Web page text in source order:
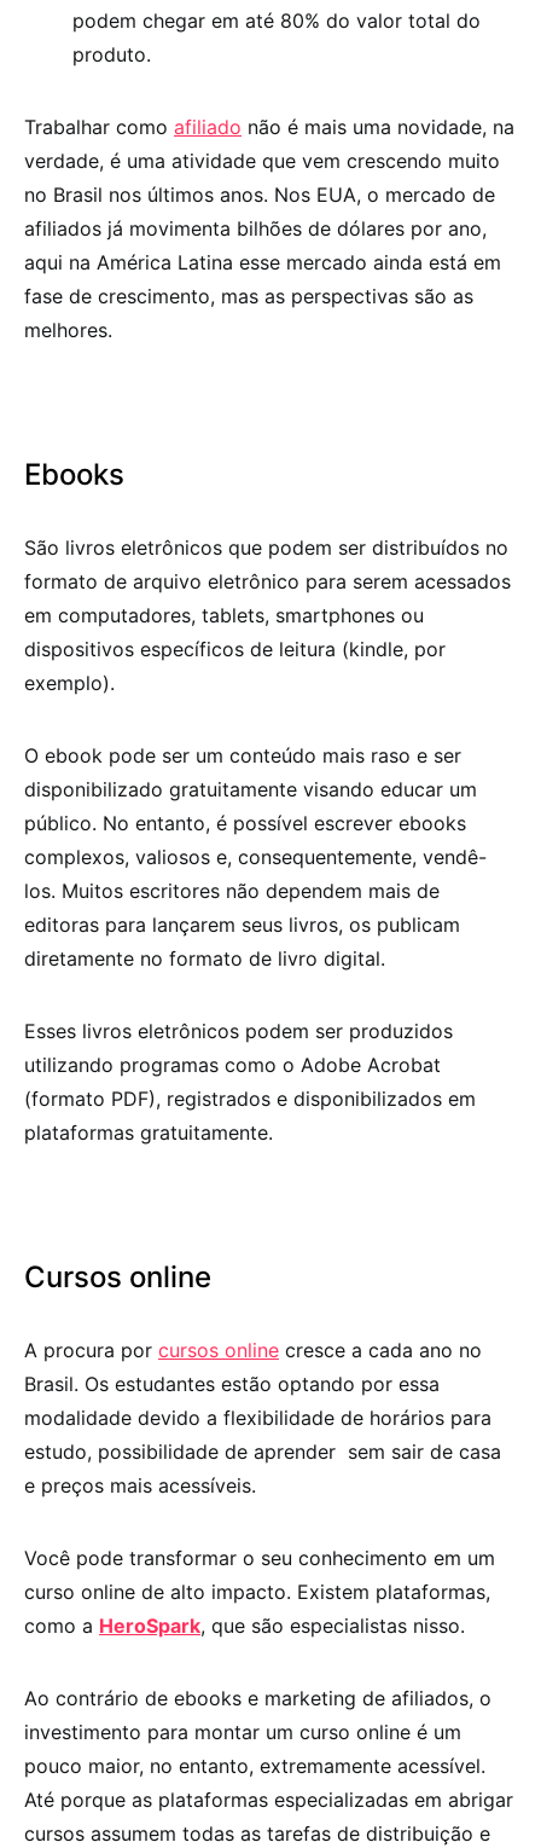
podem chegar em até 80% do valor total do
produto.
Trabalhar como afiliado não é mais uma novidade, na
verdade, é uma atividade que vem crescendo muito
no Brasil nos últimos anos. Nos EUA, o mercado de
afiliados já movimenta bilhões de dólares por ano,
aqui na América Latina esse mercado ainda está em
fase de crescimento, mas as perspectivas são as
melhores.
Ebooks
São livros eletrônicos que podem ser distribuídos no
formato de arquivo eletrônico para serem acessados
em computadores, tablets, smartphones ou
dispositivos específicos de leitura (kindle, por
exemplo).
O ebook pode ser um conteúdo mais raso e ser
disponibilizado gratuitamente visando educar um
público. No entanto, é possível escrever ebooks
complexos, valiosos e, consequentemente, vendê-
los. Muitos escritores não dependem mais de
editoras para lançarem seus livros, os publicam
diretamente no formato de livro digital.
Esses livros eletrônicos podem ser produzidos
utilizando programas como o Adobe Acrobat
(formato PDF), registrados e disponibilizados em
plataformas gratuitamente.
Cursos online
A procura por cursos online cresce a cada ano no
Brasil. Os estudantes estão optando por essa
modalidade devido a flexibilidade de horários para
estudo, possibilidade de aprender sem sair de casa
e preços mais acessíveis.
Você pode transformar o seu conhecimento em um
curso online de alto impacto. Existem plataformas,
como a HeroSpark, que são especialistas nisso.
Ao contrário de ebooks e marketing de afiliados, o
investimento para montar um curso online é um
pouco maior, no entanto, extremamente acessível.
Até porque as plataformas especializadas em abrigar
cursos assumem todas as tarefas de distribuição e